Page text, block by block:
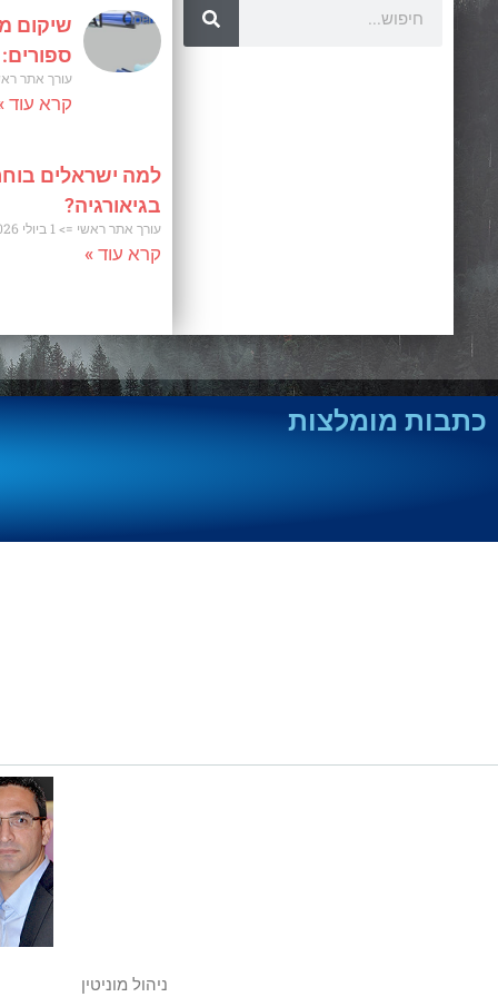
שיקום
עורך אתר
קרא עוד
למה ישראלים
בגיאורגיה?
עורך אתר ראשי 1 ביולי 2026
קרא עוד »
כתבות מומלצות
ניהול מוניטין